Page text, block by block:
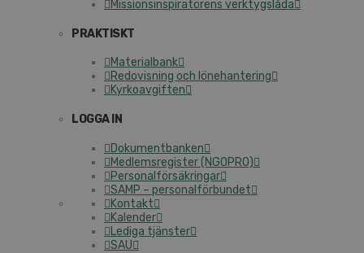
Missionsinspiratörens verktygslåda
PRAKTISKT
Materialbank
Redovisning och lönehantering
Kyrkoavgiften
LOGGA IN
Dokumentbanken
Medlemsregister (NGOPRO)
Personalförsäkringar
SAMP – personalförbundet
Kontakt
Kalender
Lediga tjänster
SAU